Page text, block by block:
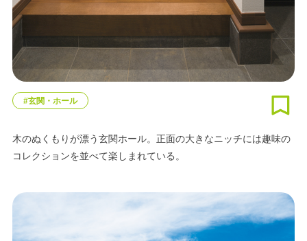
#玄関・ホール
木のぬくもりが漂う玄関ホール。正面の大きなニッチには趣味の
コレクションを並べて楽しまれている。